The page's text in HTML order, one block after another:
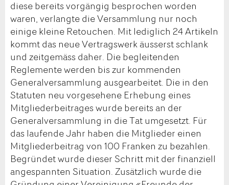
diese bereits vorgängig besprochen worden
waren, verlangte die Versammlung nur noch
einige kleine Retouchen. Mit lediglich 24 Artikeln
kommt das neue Vertragswerk äusserst schlank
und zeitgemäss daher. Die begleitenden
Reglemente werden bis zur kommenden
Generalversammlung ausgearbeitet. Die in den
Statuten neu vorgesehene Erhebung eines
Mitgliederbeitrages wurde bereits an der
Generalversammlung in die Tat umgesetzt. Für
das laufende Jahr haben die Mitglieder einen
Mitgliederbeitrag von 100 Franken zu bezahlen.
Begründet wurde dieser Schritt mit der finanziell
angespannten Situation. Zusätzlich wurde die